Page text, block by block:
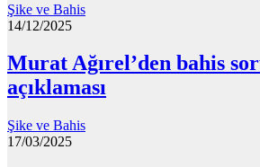
Şike ve Bahis
14/12/2025
Murat Ağırel’den bahis
açıklaması
Şike ve Bahis
17/03/2025